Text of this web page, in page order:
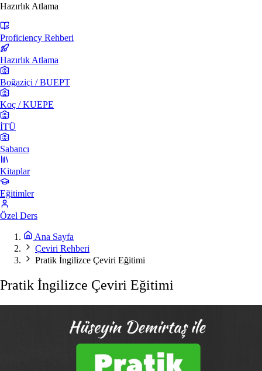
Hazırlık Atlama
Proficiency Rehberi
Hazırlık Atlama
Boğaziçi / BUEPT
Koç / KUEPE
İTÜ
Sabancı
Kitaplar
Eğitimler
Özel Ders
Ana Sayfa
Çeviri Rehberi
Pratik İngilizce Çeviri Eğitimi
Pratik İngilizce Çeviri Eğitimi